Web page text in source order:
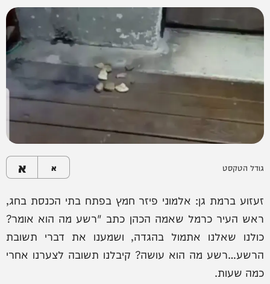
גודל הטקסט א א
זעזוע ברמת גן: אלמוני פיזר חמץ בפתח בתי הכנסת בחג,
ראש העיר כרמל שאמה הכהן כתב "רשע מה הוא אומר?
כולנו שאלנו אתמול בהגדה, ושמענו את דברי תשובת
הרשע…רשע מה הוא עושה? קיבלנו תשובה לצערנו אחרי
כמה שעות.